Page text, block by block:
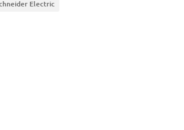
Electric